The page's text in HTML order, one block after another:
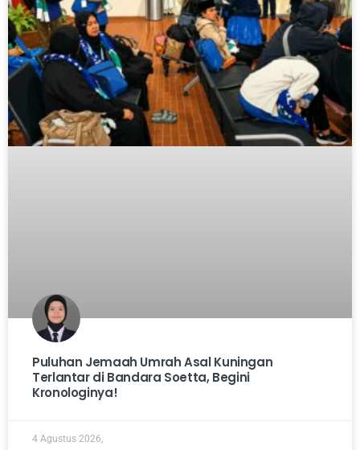
Puluhan Jemaah Umrah Asal Kuningan
Terlantar di Bandara Soetta, Begini
Kronologinya!
4 Agustus 2026,